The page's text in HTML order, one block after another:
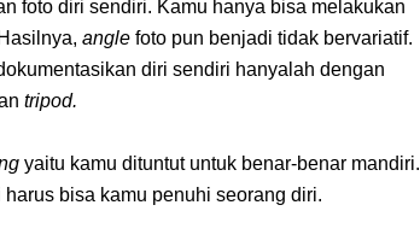
foto diri sendiri. Kamu hanya bisa melakukan
Hasilnya, angle foto pun benjadi tidak bervariatif.
diri sendiri hanyalah dengan
tripod.
yaitu kamu dituntut untuk benar-benar mandiri.
bisa kamu penuhi seorang diri.